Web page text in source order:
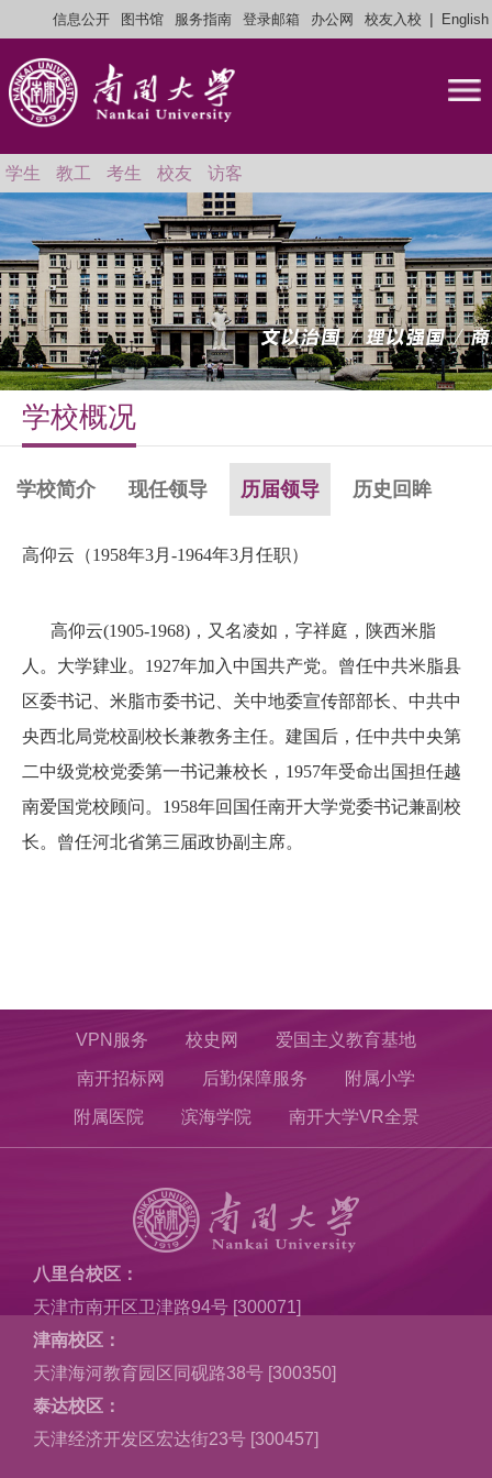
信息公开 图书馆 服务指南 登录邮箱 办公网 校友入校 | English
学生 教工 考生 校友 访客
学校概况
学校简介 现任领导 历届领导 历史回眸
高仰云（1958年3月-1964年3月任职）
高仰云(1905-1968)，又名凌如，字祥庭，陕西米脂
人。大学肄业。1927年加入中国共产党。曾任中共米脂县
区委书记、米脂市委书记、关中地委宣传部部长、中共中
央西北局党校副校长兼教务主任。建国后，任中共中央第
二中级党校党委第一书记兼校长，1957年受命出国担任越
南爱国党校顾问。1958年回国任南开大学党委书记兼副校
长。曾任河北省第三届政协副主席。
VPN服务 校史网 爱国主义教育基地
南开招标网 后勤保障服务 附属小学
附属医院 滨海学院 南开大学VR全景
八里台校区：
天津市南开区卫津路94号 [300071]
津南校区：
天津海河教育园区同砚路38号 [300350]
泰达校区：
天津经济开发区宏达街23号 [300457]